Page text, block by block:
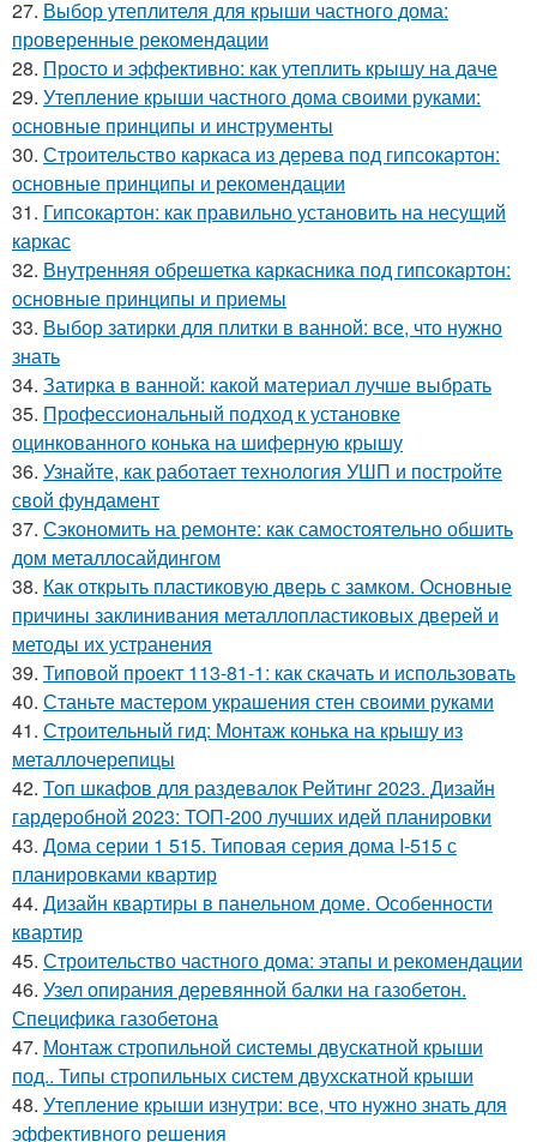
27. Выбор утеплителя для крыши частного дома:
проверенные рекомендации
28. Просто и эффективно: как утеплить крышу на даче
29. Утепление крыши частного дома своими руками:
основные принципы и инструменты
30. Строительство каркаса из дерева под гипсокартон:
основные принципы и рекомендации
31. Гипсокартон: как правильно установить на несущий
каркас
32. Внутренняя обрешетка каркасника под гипсокартон:
основные принципы и приемы
33. Выбор затирки для плитки в ванной: все, что нужно
знать
34. Затирка в ванной: какой материал лучше выбрать
35. Профессиональный подход к установке
оцинкованного конька на шиферную крышу
36. Узнайте, как работает технология УШП и постройте
свой фундамент
37. Сэкономить на ремонте: как самостоятельно обшить
дом металлосайдингом
38. Как открыть пластиковую дверь с замком. Основные
причины заклинивания металлопластиковых дверей и
методы их устранения
39. Типовой проект 113-81-1: как скачать и использовать
40. Станьте мастером украшения стен своими руками
41. Строительный гид: Монтаж конька на крышу из
металлочерепицы
42. Топ шкафов для раздевалок Рейтинг 2023. Дизайн
гардеробной 2023: ТОП-200 лучших идей планировки
43. Дома серии 1 515. Типовая серия дома I-515 с
планировками квартир
44. Дизайн квартиры в панельном доме. Особенности
квартир
45. Строительство частного дома: этапы и рекомендации
46. Узел опирания деревянной балки на газобетон.
Специфика газобетона
47. Монтаж стропильной системы двускатной крыши
под.. Типы стропильных систем двухскатной крыши
48. Утепление крыши изнутри: все, что нужно знать для
эффективного решения